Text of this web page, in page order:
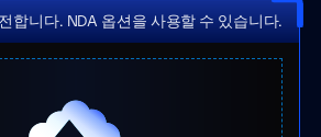
합니다. NDA 옵션을 사용할 수 있습니다.